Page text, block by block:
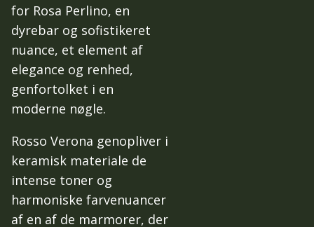
for Rosa Perlino, en
dyrebar og sofistikeret
nuance, et element af
elegance og renhed,
genfortolket i en
moderne nøgle.
Rosso Verona genopliver i
keramisk materiale de
intense toner og
harmoniske farvenuancer
af en af de marmorer, der